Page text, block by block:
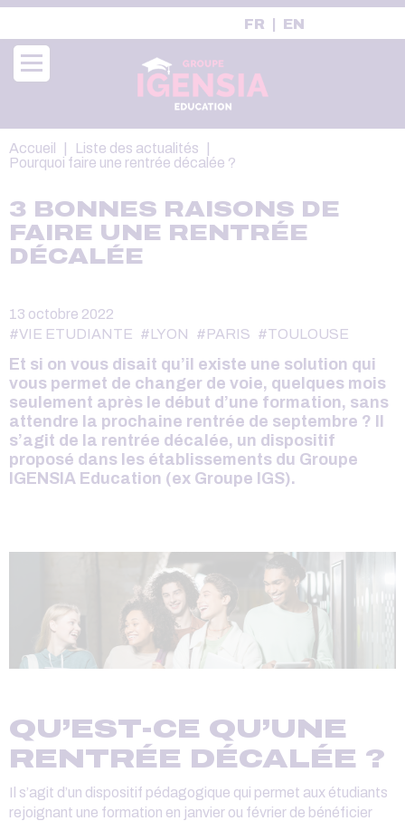
Aller
contenu
principal
FR EN
Fil
d'Ariane
Accueil
Liste des actualités
Pourquoi faire une rentrée décalée ?
3 BONNES RAISONS DE
FAIRE UNE RENTRÉE
DÉCALÉE
13 octobre 2022
#VIE ETUDIANTE #LYON #PARIS #TOULOUSE
Et si on vous disait qu’il existe une solution qui
vous permet de changer de voie, quelques mois
seulement après le début d’une formation, sans
attendre la prochaine rentrée de septembre ? Il
s’agit de la rentrée décalée, un dispositif
proposé dans les établissements du Groupe
IGENSIA Education (ex Groupe IGS).
QU’EST-CE QU’UNE
RENTRÉE DÉCALÉE ?
Il s’agit d’un dispositif pédagogique qui permet aux étudiants
rejoignant une formation en janvier ou février de bénéficier